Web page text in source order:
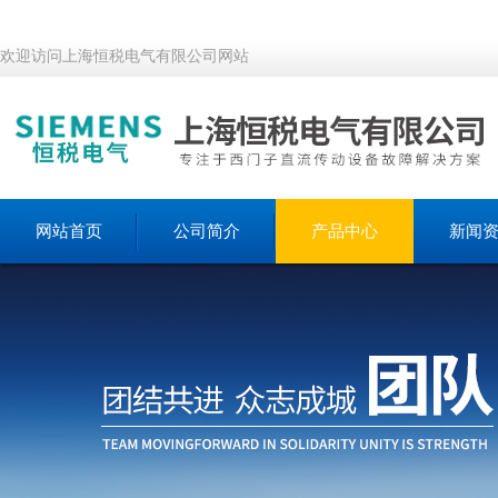
欢迎访问上海恒税电气有限公司网站
网站首页 公司简介 产品中心 新闻